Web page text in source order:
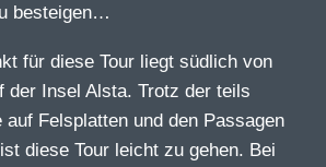
besteigen…
für diese Tour liegt südlich von
der Insel Alsta. Trotz der teils
Felsplatten und den Passagen
diese Tour leicht zu gehen. Bei